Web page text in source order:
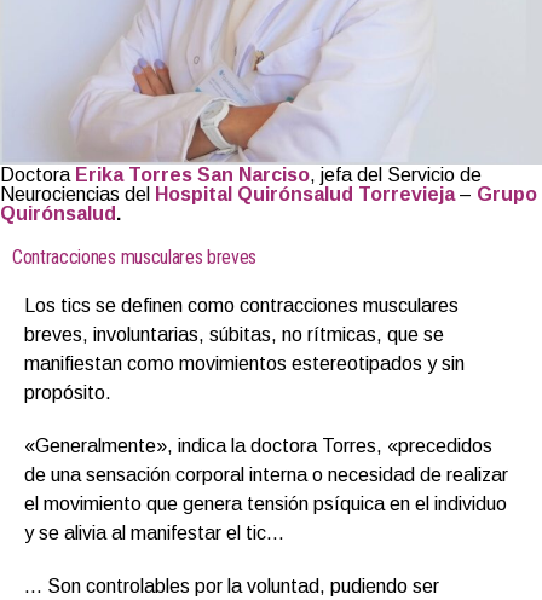
Doctora Erika Torres San Narciso, jefa del Servicio de
Neurociencias del Hospital Quirónsalud Torrevieja– Grupo
Quirónsalud .
Contracciones musculares breves
Los tics se definen como contracciones musculares
breves, involuntarias, súbitas, no rítmicas, que se
manifiestan como movimientos estereotipados y sin
propósito.
«Generalmente», indica la doctora Torres, «precedidos
de una sensación corporal interna o necesidad de realizar
el movimiento que genera tensión psíquica en el individuo
y se alivia al manifestar el tic…
… Son controlables por la voluntad, pudiendo ser